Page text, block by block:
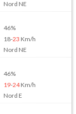
Nord NE
46%
18-23 Km/h
Nord NE
46%
19-24Km/h
Nord E